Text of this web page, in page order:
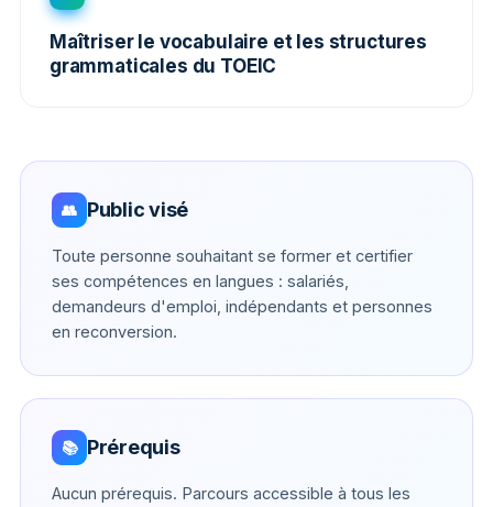
Maîtriser le vocabulaire et les structures
grammaticales du TOEIC
👥 Public visé
Toute personne souhaitant se former et certifier
ses compétences en langues : salariés,
demandeurs d'emploi, indépendants et personnes
en reconversion.
📚 Prérequis
Aucun prérequis. Parcours accessible à tous les